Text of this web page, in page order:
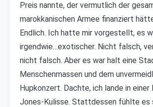
Preis nannte, der vermutlich der
marokkanischen Armee finanziert
Endlich. Ich hatte mir vorgestellt, es
irgendwie…exotischer. Nicht falsch,
nicht falsch. Aber es war halt eine
Menschenmassen und dem
Hupkonzert. Dachte, ich lande in einer
Jones-Kulisse. Stattdessen fühlte es